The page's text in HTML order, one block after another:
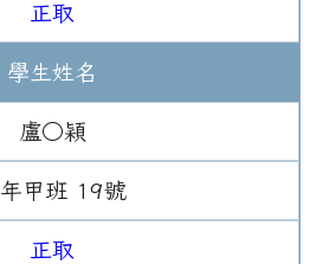
正取
學生姓名
盧○穎
甲班 19號
正取